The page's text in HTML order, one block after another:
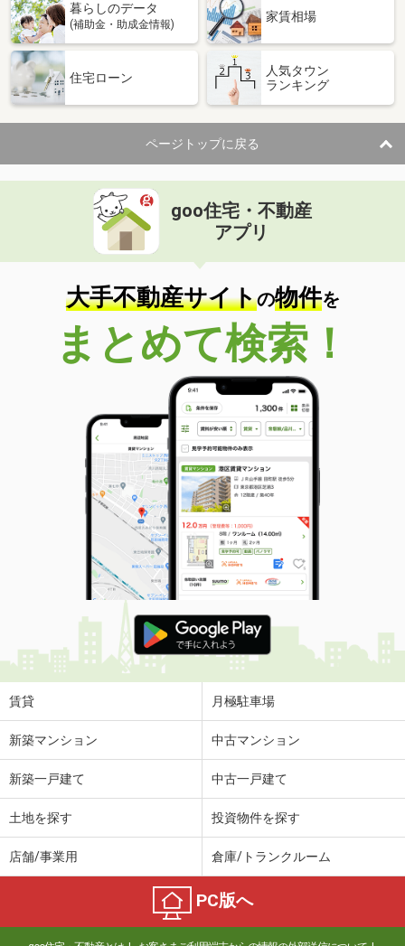
暮らしのデータ
(補助金・助成金情報)
家賃相場
住宅ローン
人気タウン
ランキング
ページトップに戻る
goo住宅・不動産
アプリ
大手不動産サイトの物件を
まとめて検索！
賃貸 月極駐車場
新築マンション 中古マンション
新築一戸建て 中古一戸建て
土地を探す 投資物件を探す
店舗/事業用 倉庫/トランクルーム
PC版へ